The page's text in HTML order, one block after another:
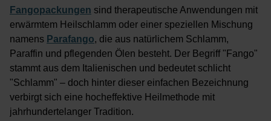
Fangopackungen sind therapeutische Anwendungen mit
erwärmtem Heilschlamm oder einer speziellen Mischung
namens Parafango, die aus natürlichem Schlamm,
Paraffin und pflegenden Ölen besteht. Der Begriff "Fango"
stammt aus dem Italienischen und bedeutet schlicht
"Schlamm" – doch hinter dieser einfachen Bezeichnung
verbirgt sich eine hocheffektive Heilmethode mit
jahrhundertelanger Tradition.